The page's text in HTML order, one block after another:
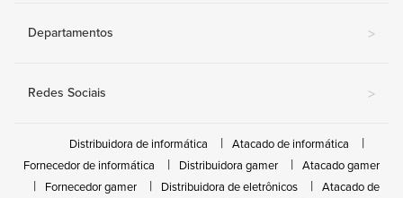
Departamentos >
Redes Sociais >
Distribuidora de informática
Atacado de informática
Fornecedor de informática
Distribuidora gamer
Atacado gamer
Fornecedor gamer
Distribuidora de eletrônicos
Atacado de